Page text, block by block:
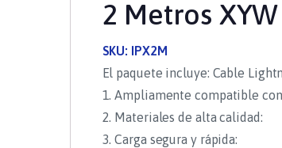
2 Metros XYW
SKU:
IPX2M
El paquete incluye: Cable
1. Ampliamente compatible
2. Materiales de alta calidad:
3. Carga segura y rápida: